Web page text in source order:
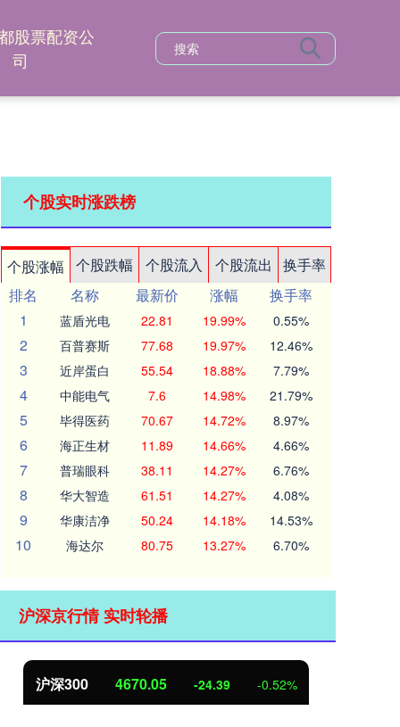
股票配资公
司
个股实时涨跌榜
个股涨幅 个股跌幅 个股流入 个股流出
换手率
排名
名称 最新价 涨幅
换手率
1
蓝盾光电 22.81 19.99% 0.55%
2 百普赛斯 77.68 19.97% 12.46%
3 近岸蛋白 55.54 18.88% 7.79%
4 中能电气 7.6 14.98% 21.79%
5 毕得医药 70.67 14.72% 8.97%
6 海正生材 11.89 14.66% 4.66%
7 普瑞眼科 38.11 14.27% 6.76%
8 华大智造 61.51 14.27% 4.08%
9 华康洁净 50.24 14.18% 14.53%
10 海达尔 80.75 13.27% 6.70%
沪深京行情 实时轮播
沪深300 4670.05 -24.39 -0.52%